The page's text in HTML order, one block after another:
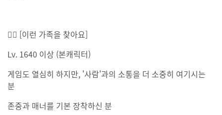
🙋‍♀ [이런 가족을 찾아요]
Lv. 1640 이상 (본캐릭터)
게임도 열심히 하지만, '사람'과의 소통을 더 소중히 여기시는
분
존중과 매너를 기본 장착하신 분